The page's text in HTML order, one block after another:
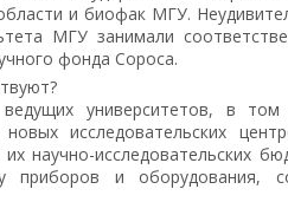
и биофак МГУ.
МГУ занимали
фонда Сороса.
университетов, в том
исследовательских
научно-исследовательских
приборов и оборудования,